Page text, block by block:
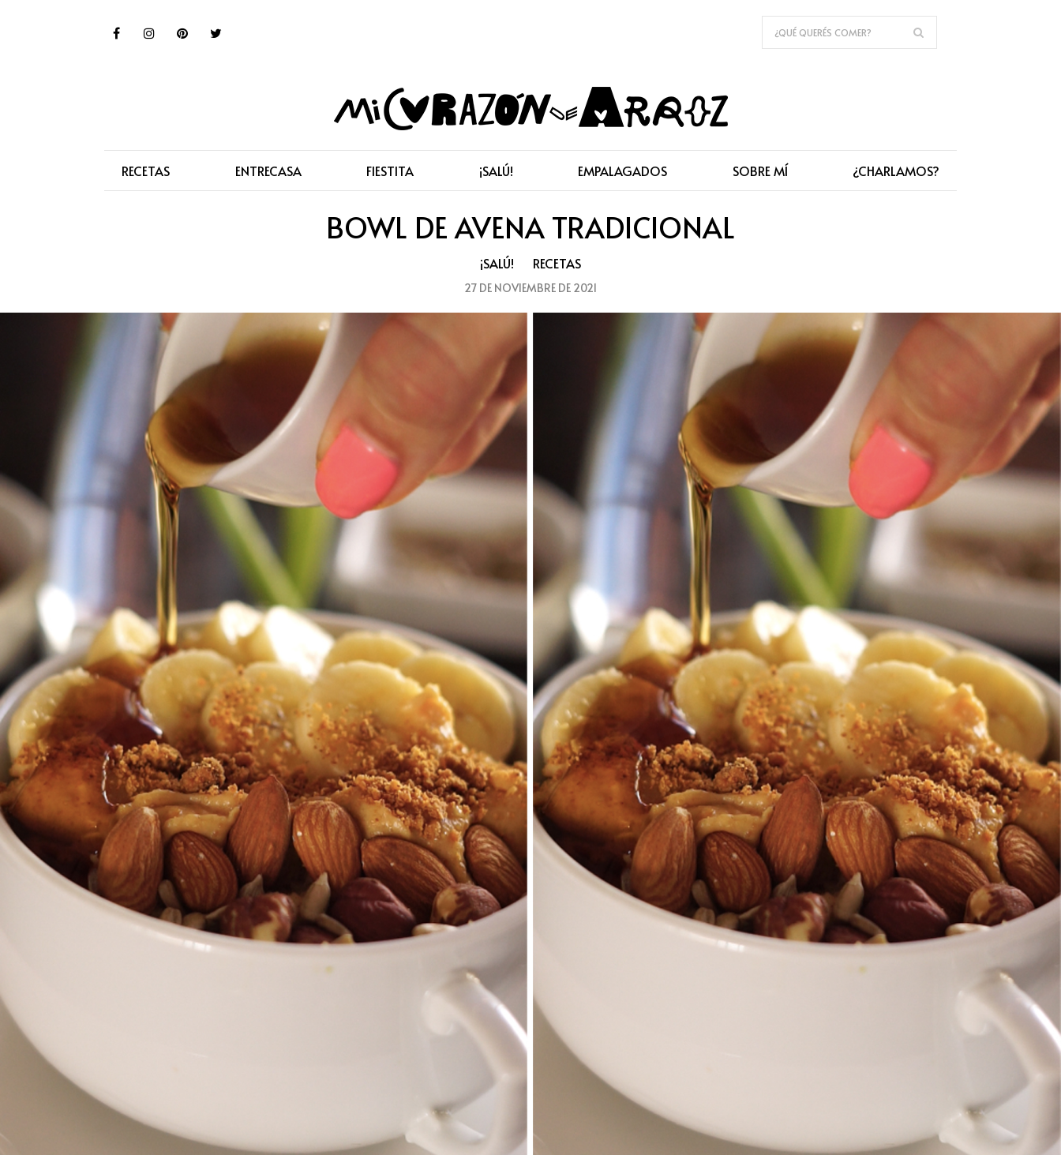
RECETAS ENTRECASA FIESTITA ¡SALÚ! EMPALAGADOS SOBRE MÍ ¿CHARLAMOS?
BOWL DE AVENA TRADICIONAL
¡SALÚ! RECETAS
27 DE NOVIEMBRE DE 2021